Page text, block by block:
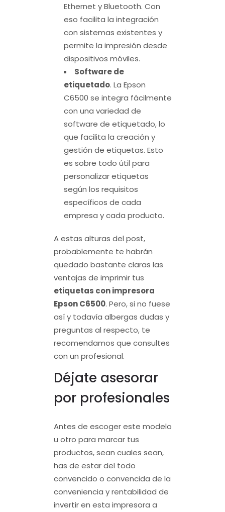
Ethernet y Bluetooth. Con
eso facilita la integración
con sistemas existentes y
permite la impresión desde
dispositivos móviles.
Software de
etiquetado. La Epson
C6500 se integra fácilmente
con una variedad de
software de etiquetado, lo
que facilita la creación y
gestión de etiquetas. Esto
es sobre todo útil para
personalizar etiquetas
según los requisitos
específicos de cada
empresa y cada producto.
A estas alturas del post,
probablemente te habrán
quedado bastante claras las
ventajas de imprimir tus
etiquetas con impresora
Epson C6500. Pero, si no fuese
así y todavía albergas dudas y
preguntas al respecto, te
recomendamos que consultes
con un profesional.
Déjate asesorar
por profesionales
Antes de escoger este modelo
u otro para marcar tus
productos, sean cuales sean,
has de estar del todo
convencido o convencida de la
conveniencia y rentabilidad de
invertir en esta impresora a